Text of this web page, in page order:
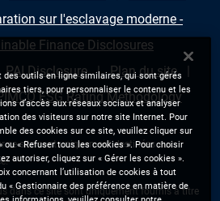
sur l'esclavage moderne -
Finance Disclosures
PAI Disclosure
Plan du site
ESG Rating Methodology
ce site sont uniquement destinées aux
dans ce site sont uniquement fournis à titre
outils en ligne similaires, qui sont gérés
tiers, pour personnaliser le contenu et les
d’accès aux réseaux sociaux et analyser
des visiteurs sur notre site Internet. Pour
des cookies sur ce site, veuillez cliquer sur
ou « Refuser tous les cookies ». Pour choisir
autoriser, cliquez sur « Gérer les cookies ».
concernant l’utilisation de cookies à tout
« Gestionnaire des préférence en matière de